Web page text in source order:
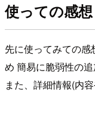
使っての感想
先に使ってみての
め 簡易に脆弱性の
また、詳細情報(内